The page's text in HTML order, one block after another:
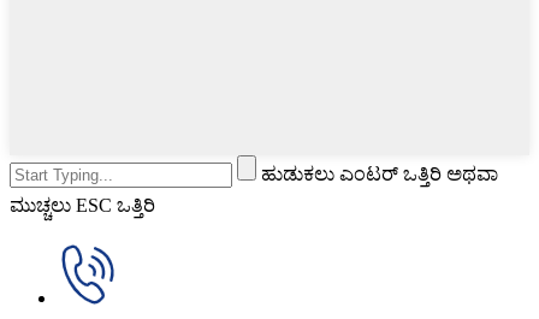
ಹುಡುಕಲು ಎಂಟರ್ ಒತ್ತಿರಿ ಅಥವಾ
ಮುಚ್ಚಲು ESC ಒತ್ತಿರಿ